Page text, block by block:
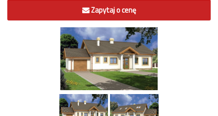
Zapytaj o cenę